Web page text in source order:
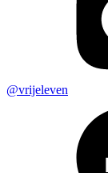
@vrijeleven